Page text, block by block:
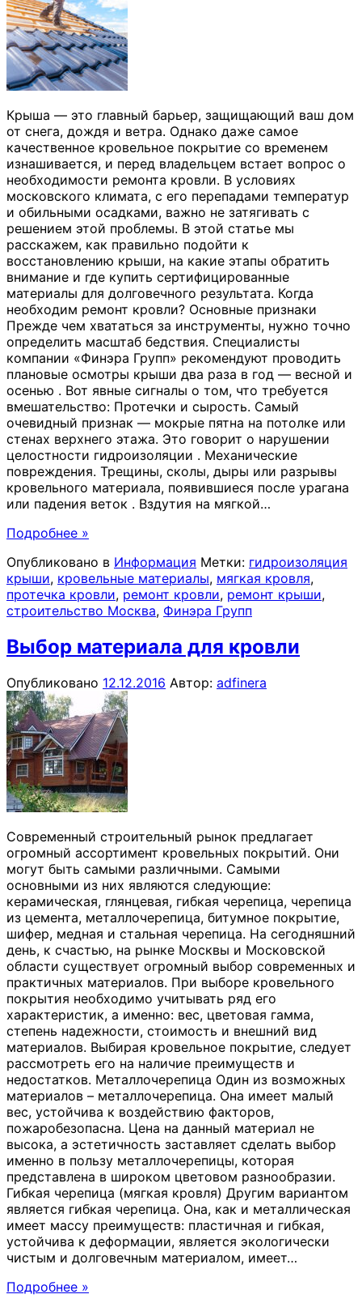
Крыша — это главный барьер, защищающий ваш дом
от снега, дождя и ветра. Однако даже самое
качественное кровельное покрытие со временем
изнашивается, и перед владельцем встает вопрос о
необходимости ремонта кровли. В условиях
московского климата, с его перепадами температур
и обильными осадками, важно не затягивать с
решением этой проблемы. В этой статье мы
расскажем, как правильно подойти к
восстановлению крыши, на какие этапы обратить
внимание и где купить сертифицированные
материалы для долговечного результата. Когда
необходим ремонт кровли? Основные признаки
Прежде чем хвататься за инструменты, нужно точно
определить масштаб бедствия. Специалисты
компании «Финэра Групп» рекомендуют проводить
плановые осмотры крыши два раза в год — весной и
осенью . Вот явные сигналы о том, что требуется
вмешательство: Протечки и сырость. Самый
очевидный признак — мокрые пятна на потолке или
стенах верхнего этажа. Это говорит о нарушении
целостности гидроизоляции . Механические
повреждения. Трещины, сколы, дыры или разрывы
кровельного материала, появившиеся после урагана
или падения веток . Вздутия на мягкой…
Подробнее »
Опубликовано в Информация Метки: гидроизоляция
крыши, кровельные материалы, мягкая кровля,
протечка кровли, ремонт кровли, ремонт крыши,
строительство Москва, Финэра Групп
Выбор материала для кровли
Опубликовано 12.12.2016 Автор: adfinera
Современный строительный рынок предлагает
огромный ассортимент кровельных покрытий. Они
могут быть самыми различными. Самыми
основными из них являются следующие:
керамическая, глянцевая, гибкая черепица, черепица
из цемента, металлочерепица, битумное покрытие,
шифер, медная и стальная черепица. На сегодняшний
день, к счастью, на рынке Москвы и Московской
области существует огромный выбор современных и
практичных материалов. При выборе кровельного
покрытия необходимо учитывать ряд его
характеристик, а именно: вес, цветовая гамма,
степень надежности, стоимость и внешний вид
материалов. Выбирая кровельное покрытие, следует
рассмотреть его на наличие преимуществ и
недостатков. Металлочерепица Один из возможных
материалов – металлочерепица. Она имеет малый
вес, устойчива к воздействию факторов,
пожаробезопасна. Цена на данный материал не
высока, а эстетичность заставляет сделать выбор
именно в пользу металлочерепицы, которая
представлена в широком цветовом разнообразии.
Гибкая черепица (мягкая кровля) Другим вариантом
является гибкая черепица. Она, как и металлическая
имеет массу преимуществ: пластичная и гибкая,
устойчива к деформации, является экологически
чистым и долговечным материалом, имеет…
Подробнее »